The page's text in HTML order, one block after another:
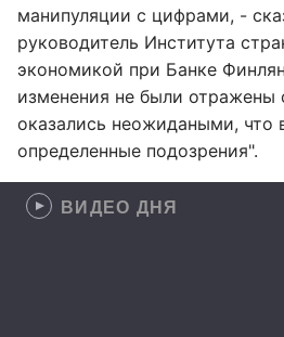
манипуляции с цифрами, -
руководитель Института
экономикой при Банке
изменения не были отражены
оказались неожидаными, что
определенные подозрения".
ВИДЕО ДНЯ